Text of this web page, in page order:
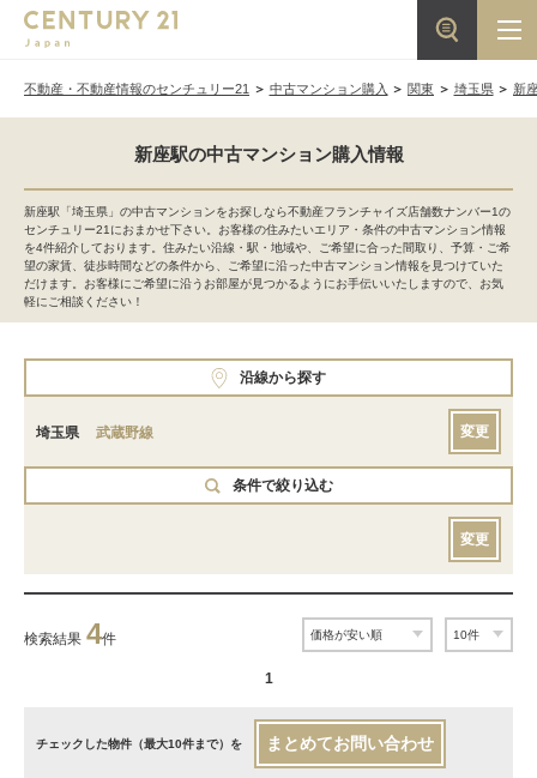
不動産・不動産情報のセンチュリー21 中古マンション購入 関東 埼玉県 新
新座駅の中古マンション購入情報
新座駅「埼玉県」の中古マンションをお探しなら不動産フランチャイズ店舗数ナンバー1の
センチュリー21におまかせ下さい。お客様の住みたいエリア・条件の中古マンション情報
を4件紹介しております。住みたい沿線・駅・地域や、ご希望に合った間取り、予算・ご希
望の家賃、徒歩時間などの条件から、ご希望に沿った中古マンション情報を見つけていた
だけます。お客様にご希望に沿うお部屋が見つかるようにお手伝いいたしますので、お気
軽にご相談ください！
沿線から探す
埼玉県 武蔵野線 変更
条件で絞り込む
変更
検索結果 4件
1
チェックした物件（最大10件まで）を まとめてお問い合わせ